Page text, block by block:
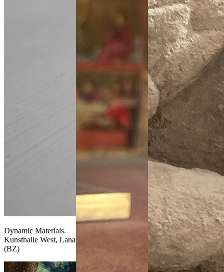
Dynamic Materials.
Kunsthalle West, Lana
(BZ)